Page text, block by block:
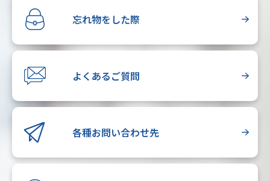
忘れ物をした際
よくあるご質問
各種お問い合わせ先